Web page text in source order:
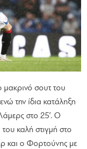
μακρινό σουτ του
την ίδια κατάληξη
στο 25′. Ο
καλή στιγμή στο
και ο Φορτούνης με